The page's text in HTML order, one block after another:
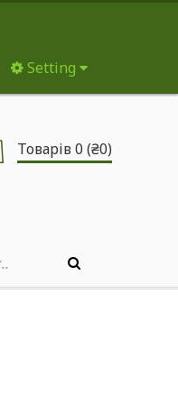
Setting
Товарів 0 (₴0)